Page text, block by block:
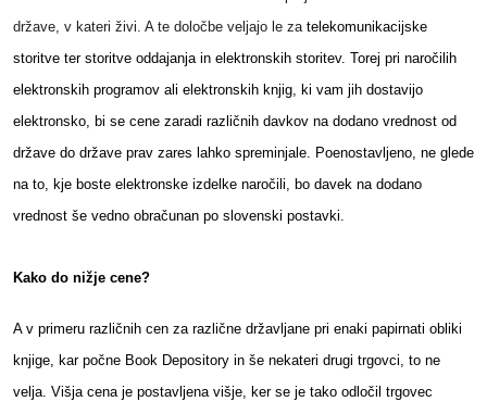
države, v kateri živi. A te določbe veljajo le za telekomunikacijske
storitve ter storitve oddajanja in elektronskih storitev. Torej pri naročilih
elektronskih programov ali elektronskih knjig, ki vam jih dostavijo
elektronsko, bi se cene zaradi različnih davkov na dodano vrednost od
države do države prav zares lahko spreminjale. Poenostavljeno, ne glede
na to, kje boste elektronske izdelke naročili, bo davek na dodano
vrednost še vedno obračunan po slovenski postavki.
Kako do nižje cene?
A v primeru različnih cen za različne državljane pri enaki papirnati obliki
knjige, kar počne Book Depository in še nekateri drugi trgovci, to ne
velja. Višja cena je postavljena višje, ker se je tako odločil trgovec